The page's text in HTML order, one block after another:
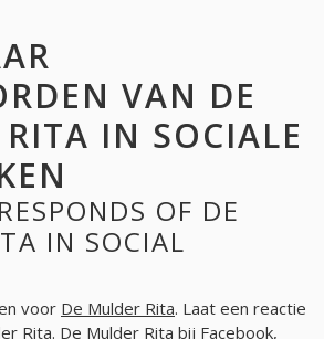
VAN DE
IN SOCIALE
OF DE
IN SOCIAL
voor De Mulder Rita. Laat een reactie
Rita. De Mulder Rita bij Facebook,